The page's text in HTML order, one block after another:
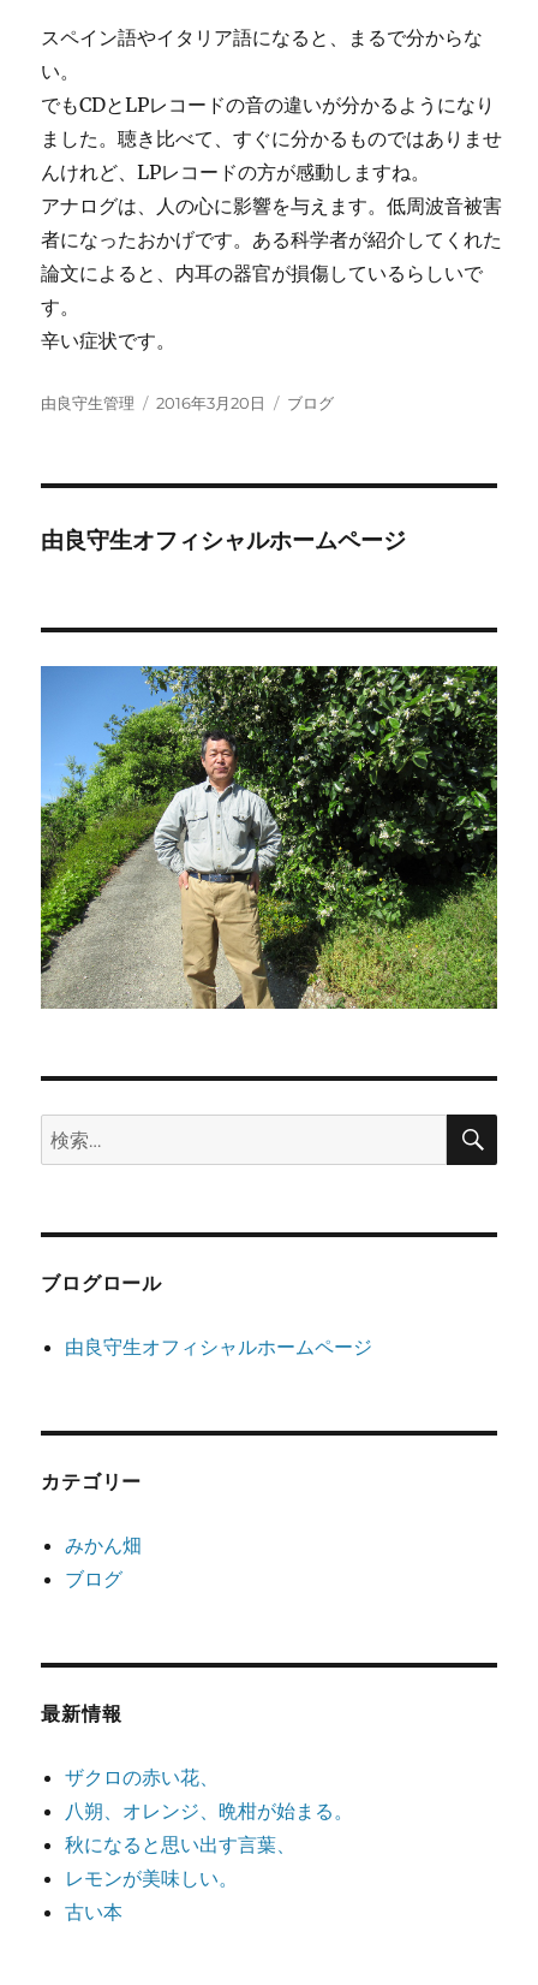
スペイン語やイタリア語になると、まるで分からな
い。
でもCDとLPレコードの音の違いが分かるようになり
ました。聴き比べて、すぐに分かるものではありませ
んけれど、LPレコードの方が感動しますね。
アナログは、人の心に影響を与えます。低周波音被害
者になったおかげです。ある科学者が紹介してくれた
論文によると、内耳の器官が損傷しているらしいで
す。
辛い症状です。
投
由良守生管理
投
2016年3月20日
カ
ブログ
由良守生オフィシャルホームページ
検
索:
検
ブログロール
由良守生オフィシャルホームページ
カテゴリー
みかん畑
ブログ
最新情報
ザクロの赤い花、
八朔、オレンジ、晩柑が始まる。
秋になると思い出す言葉、
レモンが美味しい。
古い本